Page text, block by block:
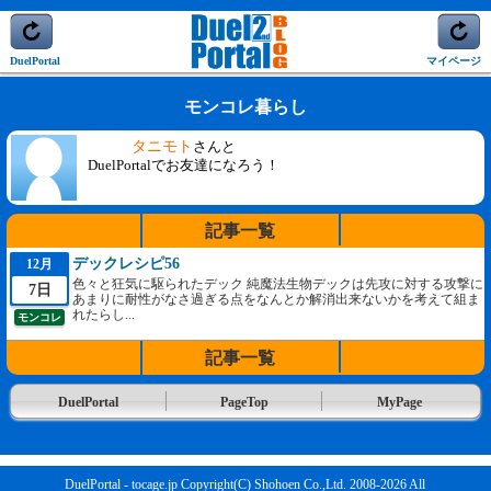
DuelPortal マイページ
モンコレ暮らし
タニモト さんと
DuelPortalでお友達になろう！
記事一覧
12月
7日
モンコレ
デックレシピ56
色々と狂気に駆られたデック 純魔法生物デックは先攻に対する攻撃に
あまりに耐性がなさ過ぎる点をなんとか解消出来ないかを考えて組ま
れたらし...
記事一覧
DuelPortal PageTop MyPage
DuelPortal - tocage.jp Copyright(C) Shohoen Co.,Ltd. 2008-2026 All